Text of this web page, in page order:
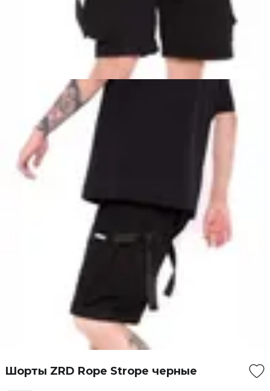
Шорты ZRD Rope Strope черные